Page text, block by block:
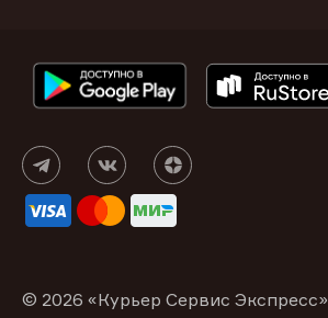
© 2026 «Курьер Сервис Экспресс»